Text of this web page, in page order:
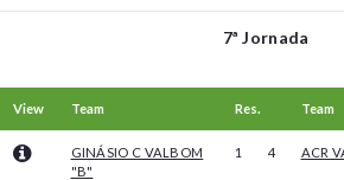
7ª Jornada
View Team Res. Team
GINÁSIO C VALBOM
"B"
1 4 ACR